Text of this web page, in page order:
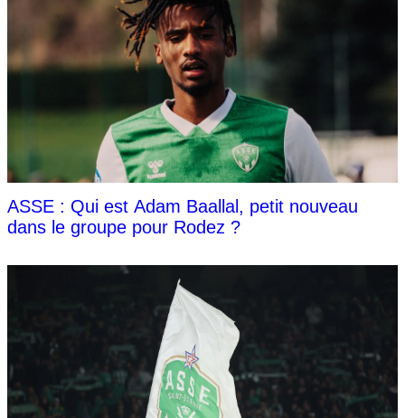
ASSE : Qui est Adam Baallal, petit nouveau
dans le groupe pour Rodez ?